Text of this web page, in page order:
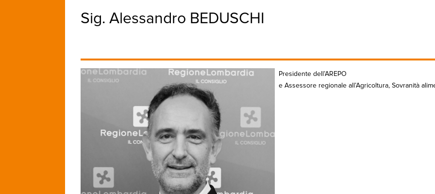
Sig. Alessandro BEDUSCHI
Presidente dell’AREPO
e Assessore regionale all’Agricoltura, Sovranità